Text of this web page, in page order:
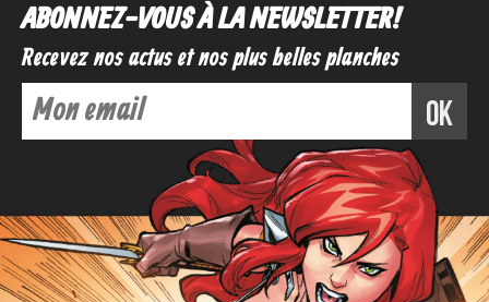
Voir
Ajouter au panier
ABONNEZ-VOUS À LA NEWSLETTER !
Recevez nos actus et nos plus belles planches
ok